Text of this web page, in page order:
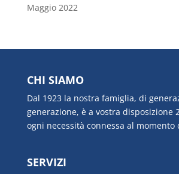
Maggio 2022
CHI SIAMO
Dal 1923 la nostra famiglia, di
generazione, è a vostra disposizione
ogni necessità connessa al momento
SERVIZI